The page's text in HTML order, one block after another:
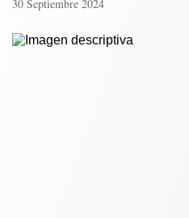
30 Septiembre 2024